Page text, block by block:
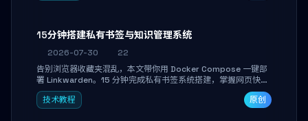
15分钟搭建私有书签与知识管理系统
2026-07-30
22
告别浏览器收藏夹混乱，本文带你用 Docker Compose 一键部
署 Linkwarden。15 分钟完成私有书签系统搭建，掌握网页快照
归档、高亮批注、分类管理与全文搜索。适合开发者与知识工作
者打造个人知识库，资料统一归档，随时检索。
技术教程 原创